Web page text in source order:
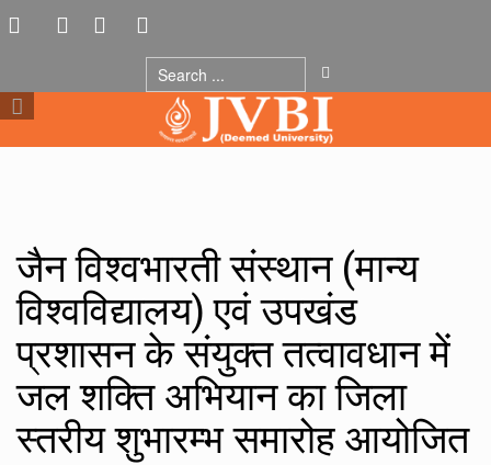
जैन विश्वभारती संस्थान (मान्य
विश्वविद्यालय) एवं उपखंड
प्रशासन के संयुक्त तत्वावधान में
जल शक्ति अभियान का जिला
स्तरीय शुभारम्भ समारोह आयोजित